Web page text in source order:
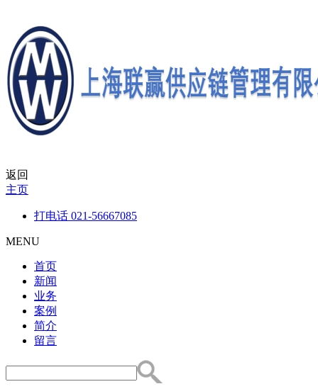
返回
主页
打电话 021-56667085
MENU
首页
新闻
业务
案例
简介
留言